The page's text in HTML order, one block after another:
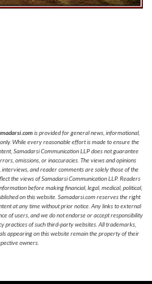
is provided for general news, informational,
While every reasonable effort is made to ensure the
Samadarsi Communication LLP does not guarantee
omissions, or inaccuracies. The views and opinions
and reader comments are solely those of the
the views of Samadarsi Communication LLP. Readers
before making financial, legal, medical, political,
on this website. Samadarsi.com reserves the right
at any time without prior notice. Any links to external
of users, and we do not endorse or accept responsibility
practices of such third-party websites. All trademarks,
appearing on this website remain the property of their
owners.